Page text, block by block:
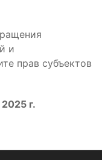
и
прав субъектов
г.